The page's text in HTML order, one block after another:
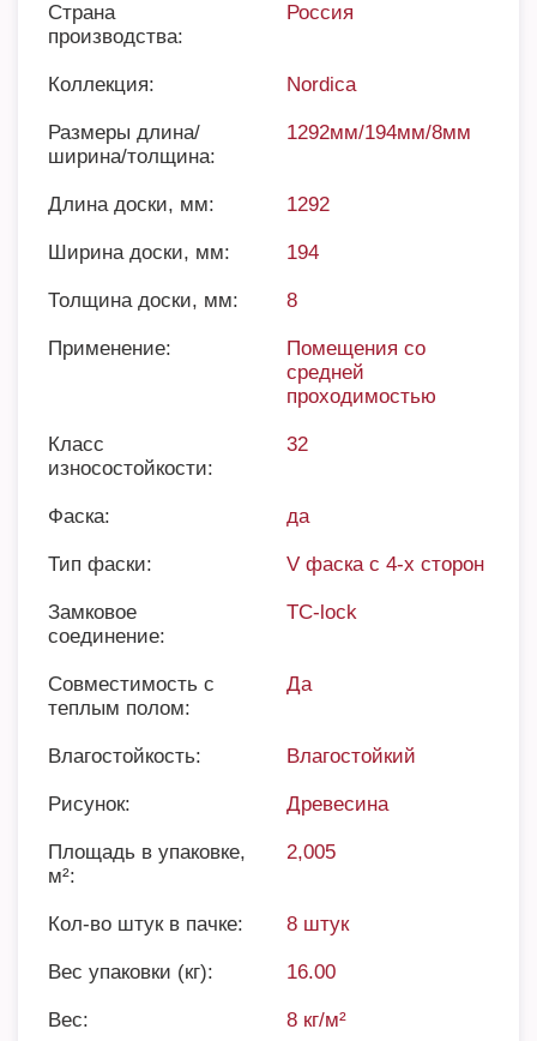
Страна
производства:
Россия
Коллекция: Nordica
Размеры длина/
ширина/толщина:
1292мм/194мм/8мм
Длина доски, мм: 1292
Ширина доски, мм: 194
Толщина доски, мм: 8
Применение:
Помещения со
средней
проходимостью
Класс
износостойкости:
32
Фаска: да
Тип фаски: V фаска с 4-х сторон
Замковое
соединение:
TC-lock
Совместимость с
теплым полом:
Да
Влагостойкость: Влагостойкий
Рисунок: Древесина
Площадь в упаковке,
м²:
2,005
Кол-во штук в пачке: 8 штук
Вес упаковки (кг): 16.00
Вес: 8 кг/м²